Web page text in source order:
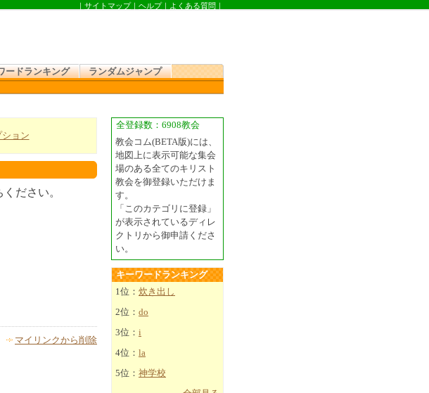
｜ サイトマップ｜ ヘルプ｜ よくある質問 ｜
ードランキング ランダムジャンプ
ョン
ださい。
マイリンクから削除
全登録数：6908教会
教会コム(BETA版)には、
地図上に表示可能な集会
場のある全てのキリスト
教会を御登録いただけま
す。
「このカテゴリに登録」
が表示されているディレ
クトリから御申請くださ
い。
キーワードランキング
1位： 炊き出し
2位： do
3位： i
4位： la
5位： 神学校